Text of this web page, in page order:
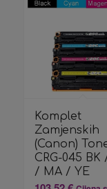
Komplet
Zamjenskih
(Canon)
CRG-045 BK
/ MA / YE